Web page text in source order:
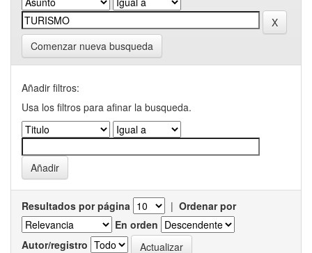
Comenzar nueva busqueda
Añadir filtros:
Usa los filtros para afinar la busqueda.
Resultados por página | Ordenar por
En orden
Autor/registro